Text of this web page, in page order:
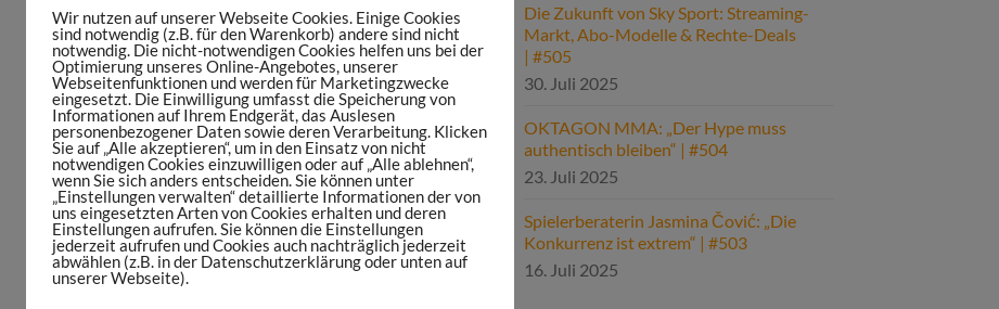
Die Zukunft von Sky Sport: Streaming-
Markt, Abo-Modelle & Rechte-Deals
| #505
30. Juli 2025
OKTAGON MMA: „Der Hype muss
authentisch bleiben“ | #504
23. Juli 2025
Spielerberaterin Jasmina Čović: „Die
Konkurrenz ist extrem“ | #503
16. Juli 2025
Wir nutzen auf unserer Webseite Cookies. Einige Cookies
sind notwendig (z.B. für den Warenkorb) andere sind nicht
notwendig. Die nicht-notwendigen Cookies helfen uns bei der
Optimierung unseres Online-Angebotes, unserer
Webseitenfunktionen und werden für Marketingzwecke
eingesetzt. Die Einwilligung umfasst die Speicherung von
Informationen auf Ihrem Endgerät, das Auslesen
personenbezogener Daten sowie deren Verarbeitung. Klicken
Sie auf „Alle akzeptieren“, um in den Einsatz von nicht
notwendigen Cookies einzuwilligen oder auf „Alle ablehnen“,
wenn Sie sich anders entscheiden. Sie können unter
„Einstellungen verwalten“ detaillierte Informationen der von
uns eingesetzten Arten von Cookies erhalten und deren
Einstellungen aufrufen. Sie können die Einstellungen
jederzeit aufrufen und Cookies auch nachträglich jederzeit
abwählen (z.B. in der Datenschutzerklärung oder unten auf
unserer Webseite).